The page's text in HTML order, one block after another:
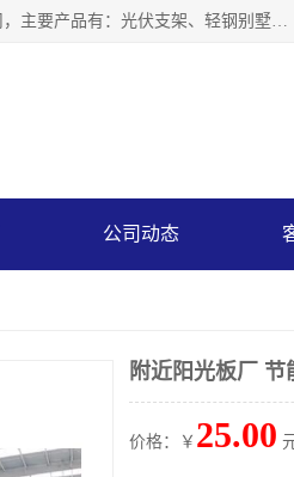
神龙拜耳科技衡水股份有限公司河北一家生产光伏支架，轻钢别墅，阳光板、耐力板的公司，主要产品有：光伏支架、轻钢别墅、阳光板、耐力板、采光板等，公司参与制定了多项标准。
公司动态
附近阳光板厂 节
价格：￥ 25.00